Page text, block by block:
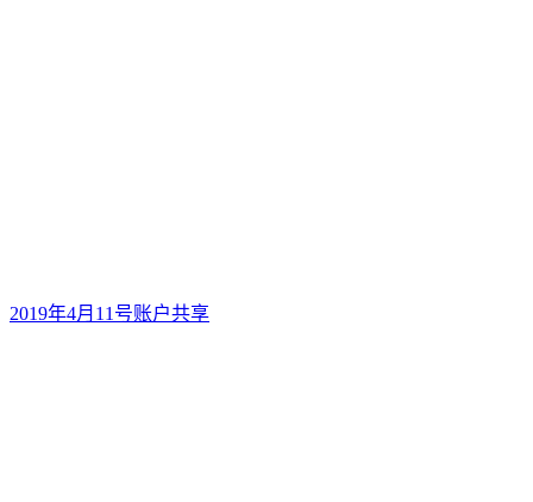
2019年4月11号账户共享